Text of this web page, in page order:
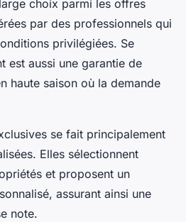
choix parmi les offres
par des professionnels qui
privilégiées. Se
est aussi une garantie de
haute saison où la demande
se fait principalement
Elles sélectionnent
et proposent un
assurant ainsi une
note.